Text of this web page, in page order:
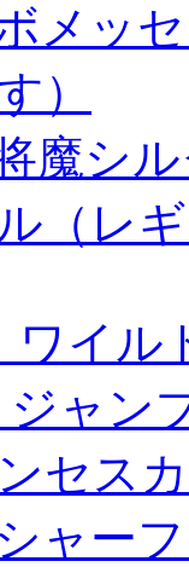
メッ
）
魔シ
（レ
イル
ャン
セス
ャー